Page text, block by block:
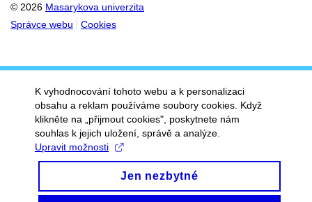
© 2026 Masarykova univerzita
Správce webu
Cookies
K vyhodnocování tohoto webu a k personalizaci
obsahu a reklam používáme soubory cookies. Když
klikněte na „přijmout cookies", poskytnete nám
souhlas k jejich uložení, správě a analýze.
Upravit možnosti
Jen nezbytné